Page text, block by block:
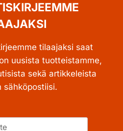
tilaajaksi saat
uusista tuotteistamme,
sekä artikkeleista
sähköpostiisi.